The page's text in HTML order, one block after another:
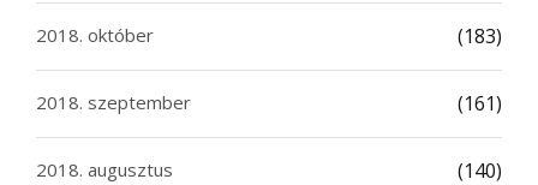
2018. október (183)
2018. szeptember (161)
2018. augusztus (140)